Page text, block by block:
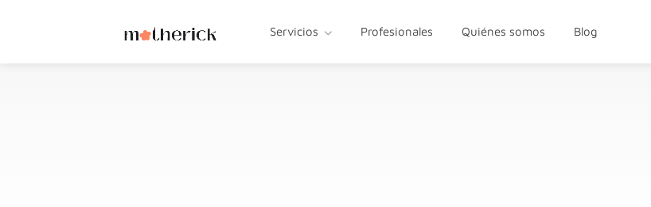
Servicios Profesionales Quiénes somos Blog